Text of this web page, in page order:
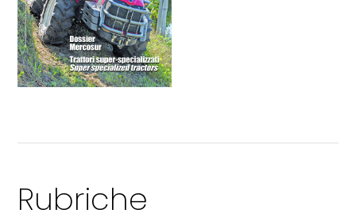
Rubriche